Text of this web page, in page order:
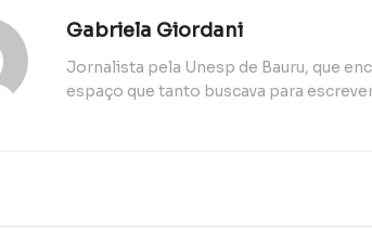
Gabriela Giordani
Jornalista pela Unesp de Bauru, que
espaço que tanto buscava para